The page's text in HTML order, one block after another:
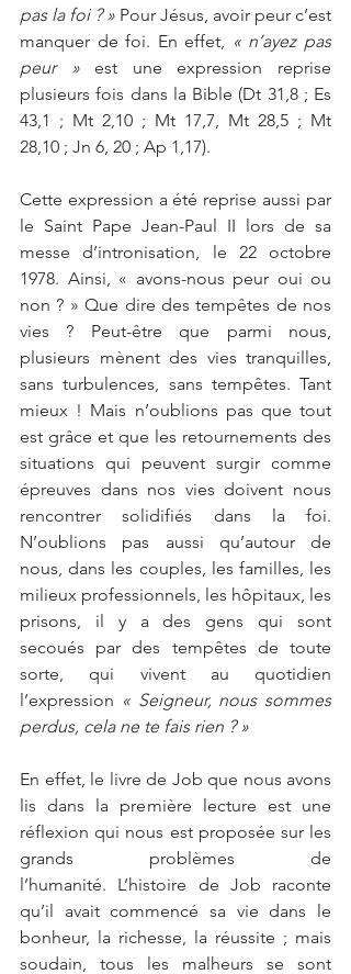
pas la foi ? » Pour Jésus, avoir peur c’est
manquer de foi. En effet, « n’ayez pas
peur » est une expression reprise
plusieurs fois dans la Bible (Dt 31,8 ; Es
43,1 ; Mt 2,10 ; Mt 17,7, Mt 28,5 ; Mt
28,10 ; Jn 6, 20 ; Ap 1,17).
Cette expression a été reprise aussi par
le Saint Pape Jean-Paul II lors de sa
messe d’intronisation, le 22 octobre
1978. Ainsi, « avons-nous peur oui ou
non ? » Que dire des tempêtes de nos
vies ? Peut-être
que parmi nous,
plusieurs mènent des vies tranquilles,
sans turbulences, sans tempêtes. Tant
mieux ! Mais n’oublions pas que tout
est grâce et que les retournements des
situations qui peuvent surgir comme
épreuves dans nos vies doivent nous
rencontrer solidifiés dans la foi.
N’oublions pas aussi qu’autour de
nous, dans les couples, les familles, les
milieux professionnels, les hôpitaux, les
prisons, il y a des gens qui sont
secoués par des tempêtes de toute
sorte, qui vivent au quotidien
l’expression « Seigneur, nous sommes
perdus, cela ne te fais rien ? »
En effet, le livre de Job que nous avons
lis dans la première lecture est une
réflexion qui nous est proposée sur les
grands problèmes de
l’humanité. L’histoire de Job raconte
qu’il avait commencé sa vie dans le
bonheur, la richesse, la réussite ; mais
soudain, tous les malheurs se sont